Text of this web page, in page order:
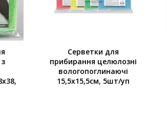
Серветки для
прибирання целюлозні
вологопоглинаючі
15,5х15,5см, 5шт/уп